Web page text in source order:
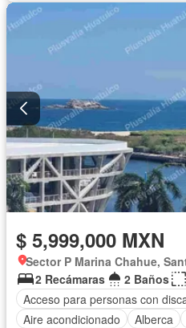
Cocina integral
Cuarto de
Estacionamiento
Recámara con closet
Sala
$ 5,999,000 MXN
Sector P Marina Chahue,
2 Recámaras
2 Baños
Acceso para personas con
Aire acondicionado
Alberca